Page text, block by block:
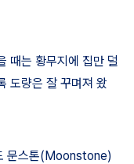
때는 황무지에 집만 덜
도량은 잘 꾸며져 왔
문스톤(Moonstone)